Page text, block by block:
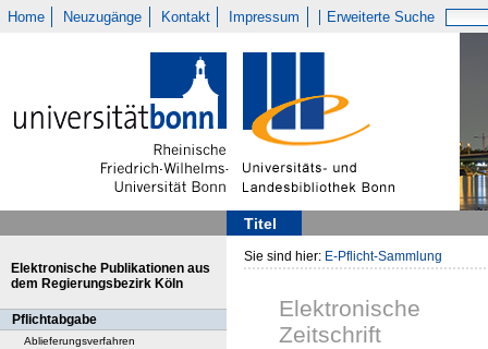
Home Neuzugänge Kontakt Impressum Erweiterte Suche
Titel
Elektronische Publikationen aus
dem Regierungsbezirk Köln
Pflichtabgabe
Ablieferungsverfahren
Sie sind hier: E-Pflicht-Sammlung
Elektronische
Zeitschrift